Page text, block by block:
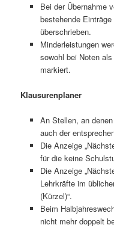
Bei der Übernahme
bestehende
überschrieben.
Minderleistungen
sowohl bei Noten
markiert.
Klausurenplaner
An Stellen, an
auch der
Die Anzeige
für die keine
Die Anzeige
Lehrkräfte im
(Kürzel)“.
Beim
nicht mehr doppelt